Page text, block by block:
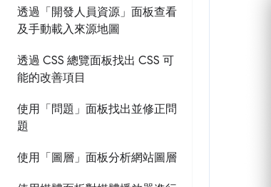
透過「開發人員資源」面板查看
及手動載入來源地圖
透過 CSS 總覽面板找出 CSS 可
能的改善項目
使用「問題」面板找出並修正問
題
使用「圖層」面板分析網站圖層